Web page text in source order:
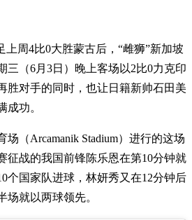
上周4比0大胜蒙古后，“雌狮”新加坡
三（6月3日）晚上客场以2比0力克印
胜对手的同时，也让日籍新帅石田美
成功。
（Arcamanik Stadium）进行的这场
征战的我国前锋陈乐恩在第10分钟就
个国家队进球，林妍秀又在12分钟后
场就以两球领先。